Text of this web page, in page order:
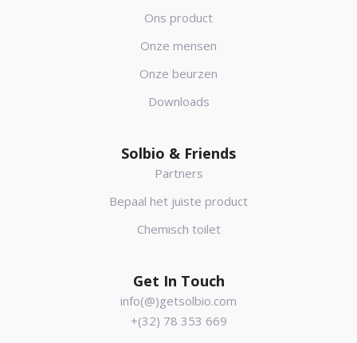
Ons product
Onze mensen
Onze beurzen
Downloads
Solbio & Friends
Partners
Bepaal het juiste product
Chemisch toilet
Get In Touch
info(@)getsolbio.com
+(32) 78 353 669